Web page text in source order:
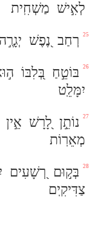
לְאִ֣ישׁ מַשְׁחִֽית
25 רְחַב נֶ֭פֶשׁ יְגָרֶ֣ה
26 בּוֹטֵ֣חַ בְּ֭לִבּוֹ
יִמָּלֵֽט
27 נוֹתֵ֣ן לָ֭רָשׁ אֵ֣ין
מְאֵרֽוֹת
28 בְּק֣וּם רְ֭שָׁעִים
צַדִּיקִֽים